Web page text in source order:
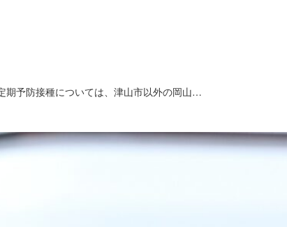
期予防接種については、津山市以外の岡山…